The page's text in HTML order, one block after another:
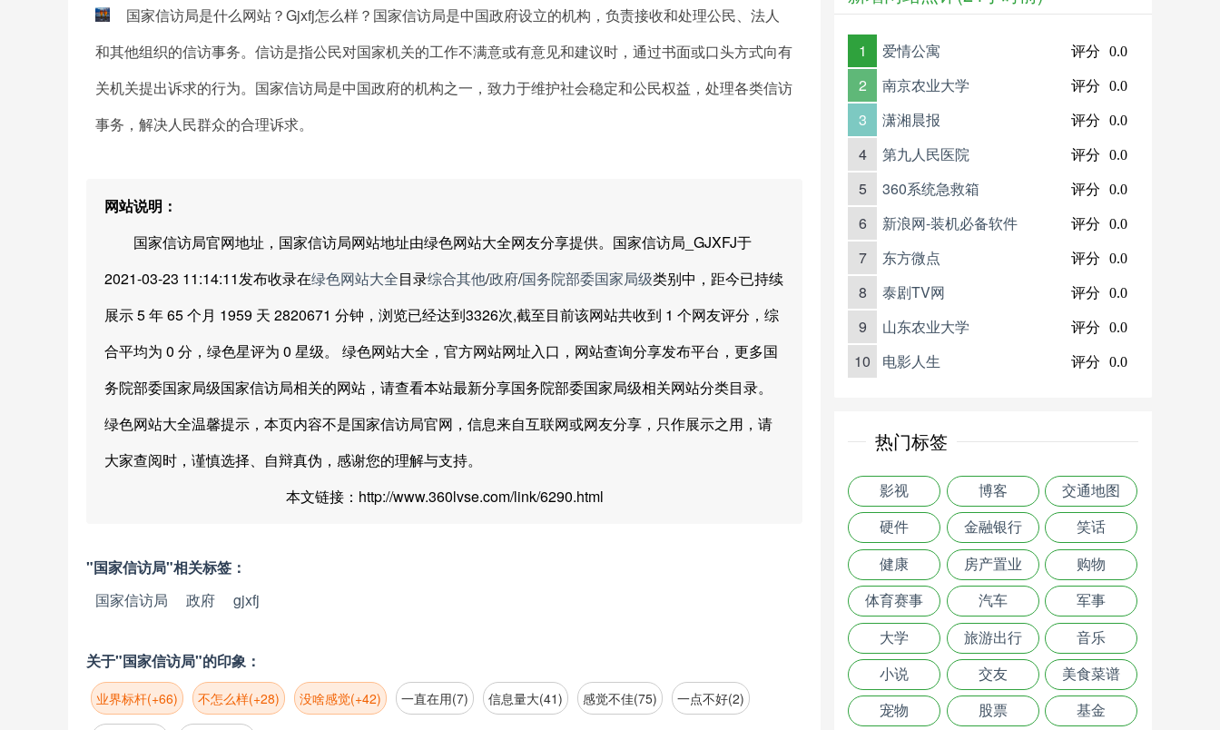
国家信访局是什么网站？Gjxfj怎么样？国家信访局是中国政府设立的机构，负责接收和处理公民、法人
和其他组织的信访事务。信访是指公民对国家机关的工作不满意或有意见和建议时，通过书面或口头方式向有
关机关提出诉求的行为。国家信访局是中国政府的机构之一，致力于维护社会稳定和公民权益，处理各类信访
事务，解决人民群众的合理诉求。
网站说明：
国家信访局官网地址，国家信访局网站地址由绿色网站大全网友分享提供。国家信访局_GJXFJ于
2021-03-23 11:14:11发布收录在绿色网站大全目录综合其他/政府/国务院部委国家局级类别中，距今已持续
展示 5 年 65 个月 1959 天 2820671 分钟，浏览已经达到3326次,截至目前该网站共收到 1 个网友评分，综
合平均为 0 分，绿色星评为 0 星级。 绿色网站大全，官方网站网址入口，网站查询分享发布平台，更多国
务院部委国家局级国家信访局相关的网站，请查看本站最新分享国务院部委国家局级相关网站分类目录。
绿色网站大全温馨提示，本页内容不是国家信访局官网，信息来自互联网或网友分享，只作展示之用，请
大家查阅时，谨慎选择、自辩真伪，感谢您的理解与支持。
本文链接：http://www.360lvse.com/link/6290.html
"国家信访局"相关标签：
国家信访局
政府 gjxfj
关于"国家信访局"的印象：
业界标杆(+66) 不怎么样(+28) 没啥感觉(+42) 一直在用(7) 信息量大(41) 感觉不佳(75) 一点不好(2)
1 爱情公寓 评分 0.0
2 南京农业大学 评分 0.0
3 潇湘晨报 评分 0.0
4 第九人民医院 评分 0.0
5 360系统急救箱 评分 0.0
6 新浪网-装机必备软件 评分 0.0
7 东方微点 评分 0.0
8 泰剧TV网 评分 0.0
9 山东农业大学 评分 0.0
10 电影人生 评分 0.0
热门标签
影视 博客 交通地图
硬件 金融银行 笑话
健康 房产置业 购物
体育赛事 汽车 军事
大学 旅游出行 音乐
小说 交友 美食菜谱
宠物 股票 基金